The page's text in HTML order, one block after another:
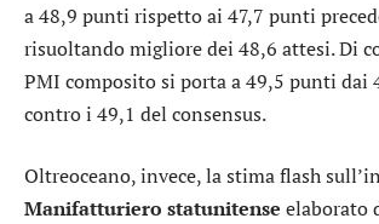
a 48,9 punti rispetto ai 47,7 punti
risuoltando migliore dei 48,6 attesi. Di
PMI composito si porta a 49,5 punti dai
contro i 49,1 del consensus.
Oltreoceano, invece, la stima flash
Manifatturiero statunitense elaborato